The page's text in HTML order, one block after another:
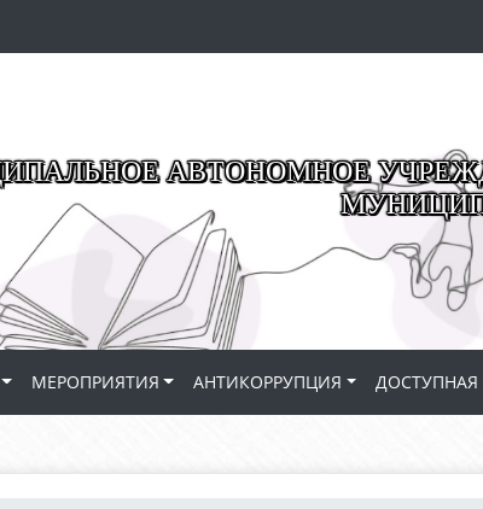
АВТОНОМНОЕ
МЕРОПРИЯТИЯ АНТИКОРРУПЦИЯ ДОСТУПНАЯ